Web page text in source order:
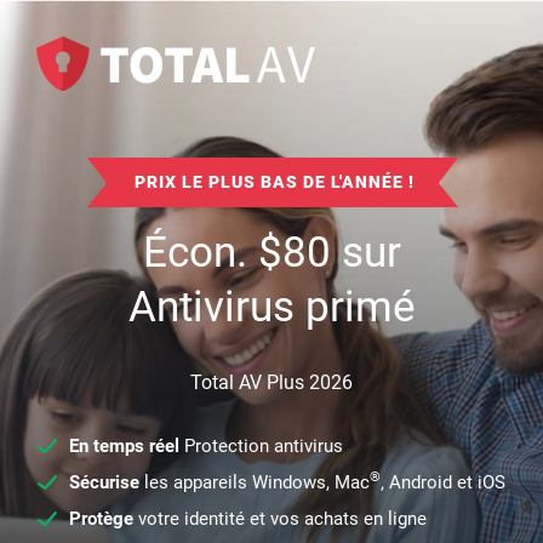
PRIX LE PLUS BAS DE L'ANNÉE !
Écon.$80sur
Antivirus primé
Total AV Plus 2026
En temps réel Protection antivirus
Sécuriseles appareils Windows, Mac®, Android et iOS
Protège votre identité et vos achats en ligne